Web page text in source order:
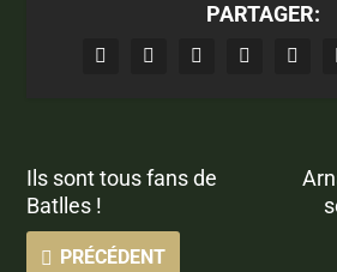
PARTAGER:
Ils sont tous fans de
Batlles !
PRÉCÉDENT